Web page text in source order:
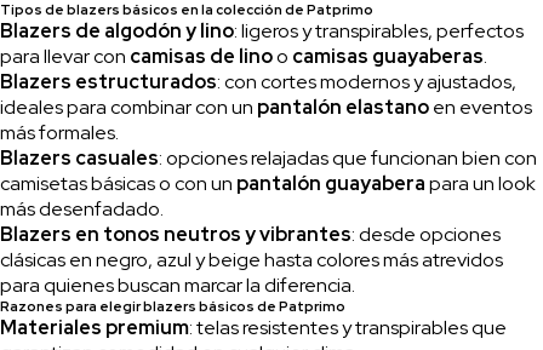
Tipos de blazers básicos en la colección de Patprimo
Blazers de algodón y lino: ligeros y transpirables, perfectos
para llevar con camisas de linoo camisas guayaberas.
Blazers estructurados: con cortes modernos y ajustados,
ideales para combinar con un pantalón elastanoen eventos
más formales.
Blazers casuales: opciones relajadas que funcionan bien con
camisetas básicas o con un pantalón guayaberapara un look
más desenfadado.
Blazers en tonos neutros y vibrantes: desde opciones
clásicas en negro, azul y beige hasta colores más atrevidos
para quienes buscan marcar la diferencia.
Razones para elegir blazers básicos de Patprimo
Materiales premium: telas resistentes y transpirables que